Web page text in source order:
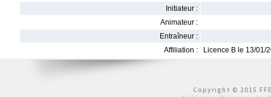
Initiateur :
Animateur :
Entraîneur :
Affiliation :
Licence B le 13/01/
Copyright © 2015